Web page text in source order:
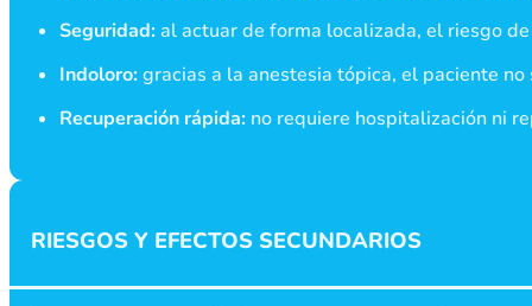
Seguridad:al actuar de forma localizada, el riesgo
Indoloro:gracias a la anestesia tópica, el paciente
Recuperación rápida: no requiere hospitalización ni
RIESGOS Y EFECTOS SECUNDARIOS